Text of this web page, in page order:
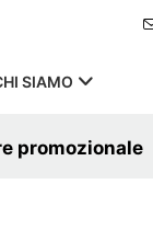
SIAMO
promozionale